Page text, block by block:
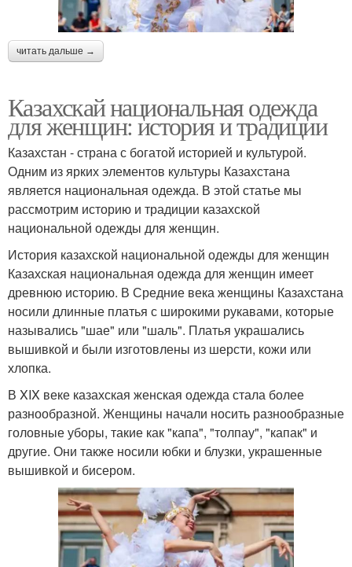
читать дальше →
Казахскай национальная одежда
для женщин: история и традиции
Казахстан - страна с богатой историей и культурой.
Одним из ярких элементов культуры Казахстана
является национальная одежда. В этой статье мы
рассмотрим историю и традиции казахской
национальной одежды для женщин.
История казахской национальной одежды для женщин
Казахская национальная одежда для женщин имеет
древнюю историю. В Средние века женщины Казахстана
носили длинные платья с широкими рукавами, которые
назывались "шае" или "шаль". Платья украшались
вышивкой и были изготовлены из шерсти, кожи или
хлопка.
В XIX веке казахская женская одежда стала более
разнообразной. Женщины начали носить разнообразные
головные уборы, такие как "капа", "толпау", "капак" и
другие. Они также носили юбки и блузки, украшенные
вышивкой и бисером.